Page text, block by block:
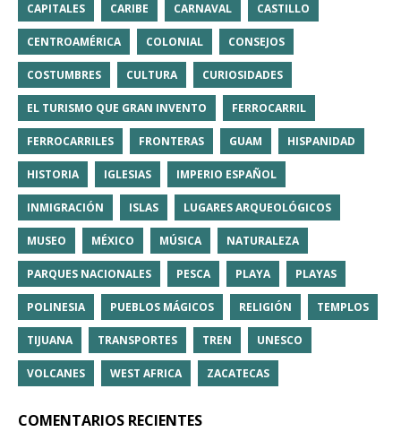
CAPITALES CARIBE CARNAVAL CASTILLO
CENTROAMÉRICA COLONIAL CONSEJOS
COSTUMBRES CULTURA CURIOSIDADES
EL TURISMO QUE GRAN INVENTO FERROCARRIL
FERROCARRILES FRONTERAS GUAM HISPANIDAD
HISTORIA IGLESIAS IMPERIO ESPAÑOL
INMIGRACIÓN ISLAS LUGARES ARQUEOLÓGICOS
MUSEO MÉXICO MÚSICA NATURALEZA
PARQUES NACIONALES PESCA PLAYA PLAYAS
POLINESIA PUEBLOS MÁGICOS RELIGIÓN TEMPLOS
TIJUANA TRANSPORTES TREN UNESCO
VOLCANES WEST AFRICA ZACATECAS
COMENTARIOS RECIENTES